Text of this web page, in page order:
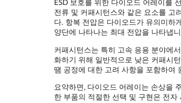
ESD 보호를 위한 다이오드 어레이를
전류 및 커패시턴스와 같은 요소를 고
다. 항복 전압은 다이오드가 유의미하
양단에 나타나는 최대 전압을 나타냅
커패시턴스는 특히 고속 응용 분야에
화하기 위해 일반적으로 낮은 커패시
땜 공정에 대한 고려 사항을 포함하여
요약하면, 다이오드 어레이는 손상을
한 부품의 적절한 선택 및 구현은 전